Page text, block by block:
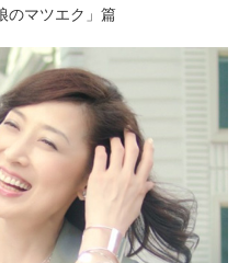
のマツエク」篇